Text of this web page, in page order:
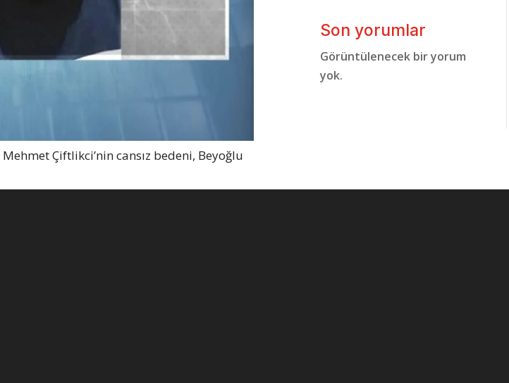
Çiftlikci’nin cansız bedeni, Beyoğlu
Son yorumlar
Görüntülenecek bir yorum
yok.